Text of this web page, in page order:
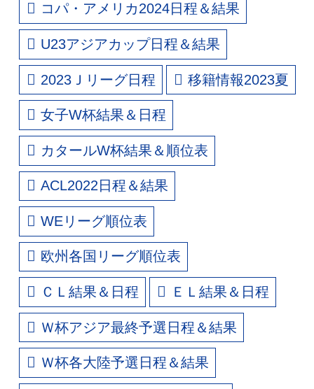
コパ・アメリカ2024日程＆結果
U23アジアカップ日程＆結果
2023Ｊリーグ日程 移籍情報2023夏
女子W杯結果＆日程
カタールW杯結果＆順位表
ACL2022日程＆結果
WEリーグ順位表
欧州各国リーグ順位表
ＣＬ結果＆日程 ＥＬ結果＆日程
Ｗ杯アジア最終予選日程＆結果
Ｗ杯各大陸予選日程＆結果